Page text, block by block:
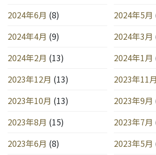
2024年6月 (8) 2024年5月
2024年4月 (9) 2024年3月
2024年2月 (13) 2024年1月
2023年12月 (13) 2023年11月
2023年10月 (13) 2023年9月
2023年8月 (15) 2023年7月
2023年6月 (8) 2023年5月